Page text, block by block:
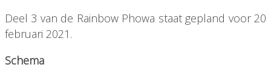
Deel 3 van de Rainbow Phowa staat gepland voor 20
februari 2021.
Schema